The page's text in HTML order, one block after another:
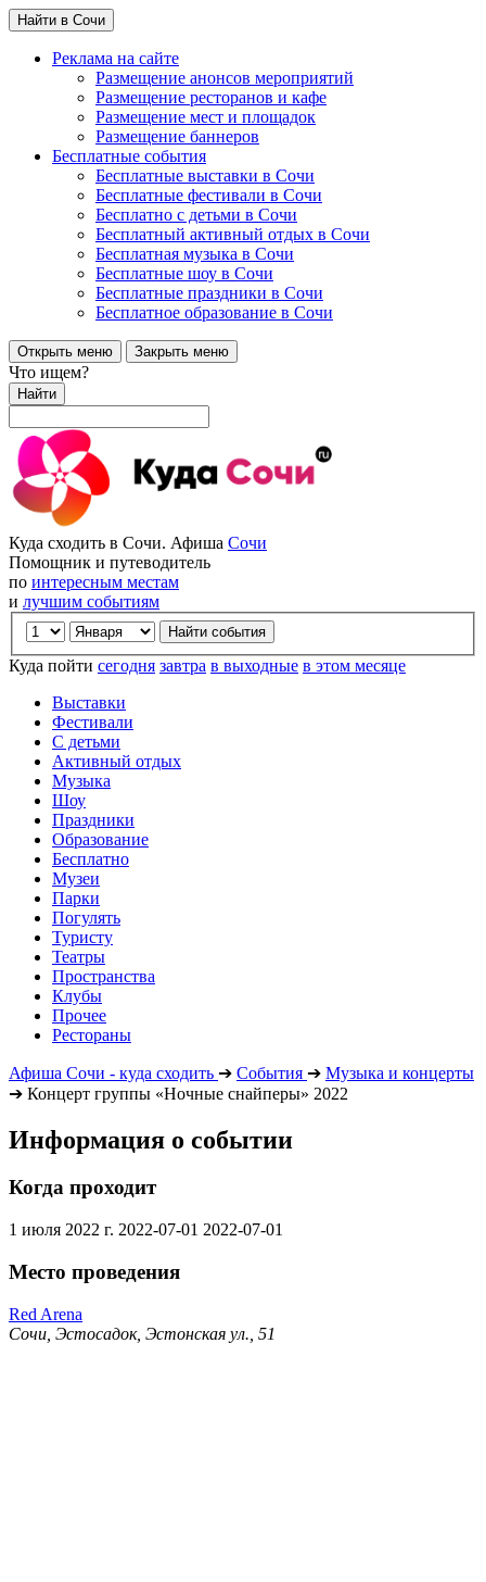
Найти в Сочи
Реклама на сайте
Размещение анонсов мероприятий
Размещение ресторанов и кафе
Размещение мест и площадок
Размещение баннеров
Бесплатные события
Бесплатные выставки в Сочи
Бесплатные фестивали в Сочи
Бесплатно с детьми в Сочи
Бесплатный активный отдых в Сочи
Бесплатная музыка в Сочи
Бесплатные шоу в Сочи
Бесплатные праздники в Сочи
Бесплатное образование в Сочи
Открыть меню Закрыть меню
Что ищем?
Найти
Куда сходить в Сочи. Афиша Сочи
Помощник и путеводитель
по интересным местам
и лучшим событиям
Куда пойти сегодня завтра в выходные в этом месяце
Выставки
Фестивали
С детьми
Активный отдых
Музыка
Шоу
Праздники
Образование
Бесплатно
Музеи
Парки
Погулять
Туристу
Театры
Пространства
Клубы
Прочее
Рестораны
Афиша Сочи - куда сходить ➔ События ➔ Музыка и концерты
➔ Концерт группы «Ночные снайперы» 2022
Информация о событии
Когда проходит
1 июля 2022 г. 2022-07-01 2022-07-01
Место проведения
Red Arena
Сочи, Эстосадок, Эстонская ул., 51